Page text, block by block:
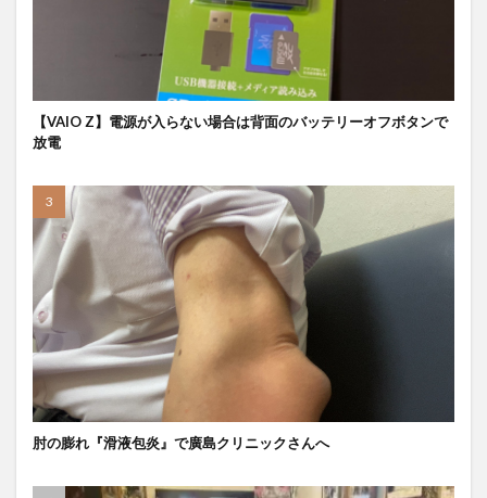
【VAIO Z】電源が入らない場合は背面のバッテリーオフボタンで
放電
肘の膨れ『滑液包炎』で廣島クリニックさんへ